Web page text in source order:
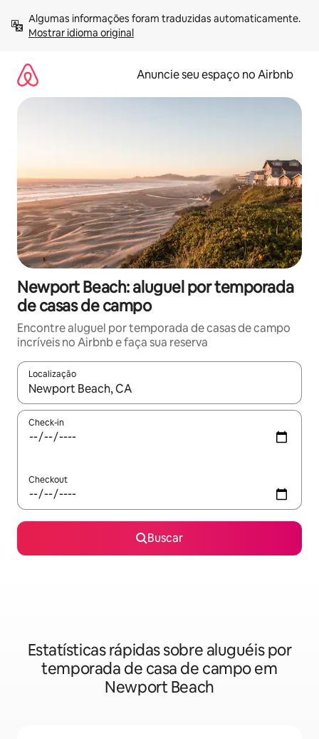
para
Mostrar idioma original
Anuncie seu espaço no Airbnb
Newport Beach: aluguel por temporada
de casas de campo
Encontre aluguel por temporada de casas de campo
incríveis no Airbnb e faça sua reserva
Localização
Quando os resultados estiverem disponíveis, explore-os
Check-in
Checkout
Buscar
Estatísticas rápidas sobre aluguéis por
temporada de casa de campo em
Newport Beach